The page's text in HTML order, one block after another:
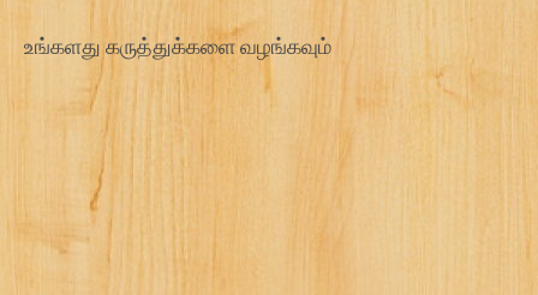
n
g
உங்களது கருத்துக்களை வழங்கவும்